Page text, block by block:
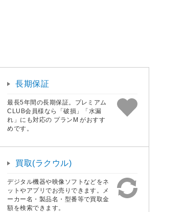
長期保証
最長5年間の長期保証。プレミアム
CLUB会員様なら「破損」「水漏
れ」にも対応の プランM がおすす
めです。
買取(ラクウル)
デジタル機器や映像ソフトなどをネ
ットやアプリでお売りできます。メ
ーカー名・製品名・型番等で買取金
額を検索できます。